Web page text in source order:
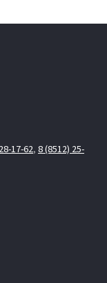
17-62, 8 (8512) 25-